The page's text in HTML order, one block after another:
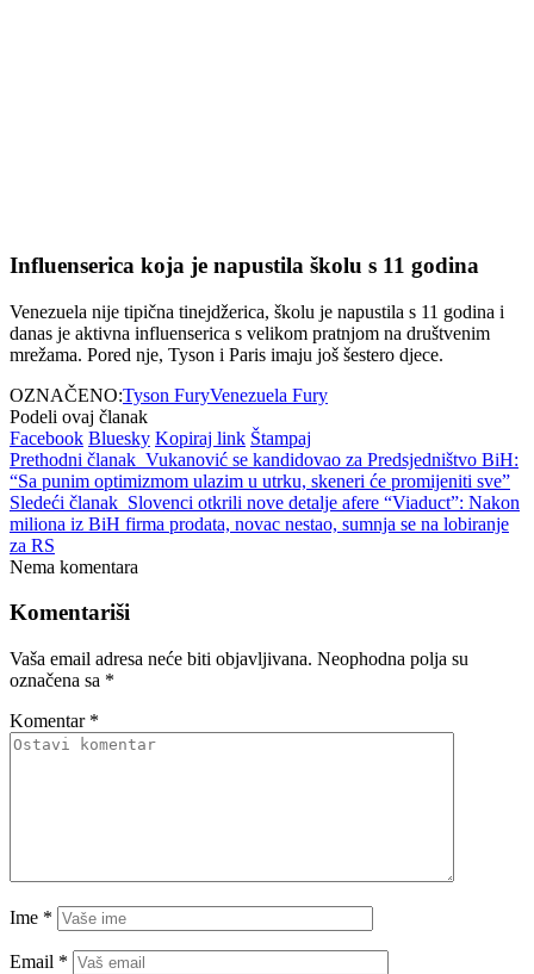
Influenserica koja je napustila školu s 11 godina
Venezuela nije tipična tinejdžerica, školu je napustila s 11 godina i
danas je aktivna influenserica s velikom pratnjom na društvenim
mrežama. Pored nje, Tyson i Paris imaju još šestero djece.
OZNAČENO:Tyson FuryVenezuela Fury
Podeli ovaj članak
Facebook Bluesky Kopiraj link Štampaj
Prethodni članak Vukanović se kandidovao za Predsjedništvo BiH:
“Sa punim optimizmom ulazim u utrku, skeneri će promijeniti sve”
Sledeći članak Slovenci otkrili nove detalje afere “Viaduct”: Nakon
miliona iz BiH firma prodata, novac nestao, sumnja se na lobiranje
za RS
Nema komentara
Komentariši
Vaša email adresa neće biti objavljivana. Neophodna polja su
označena sa *
Komentar *
Ime *
Email *